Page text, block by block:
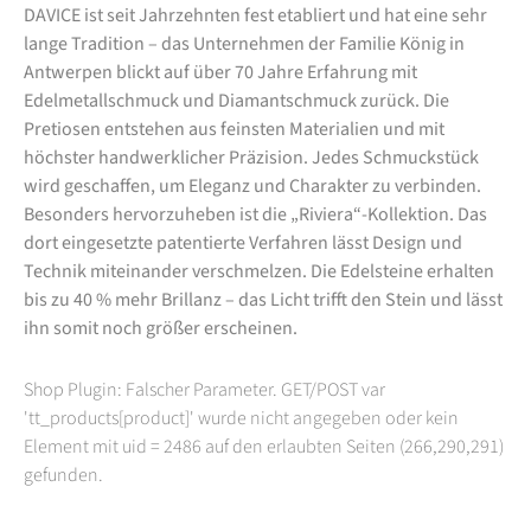
DAVICE ist seit Jahrzehnten fest etabliert und hat eine sehr
lange Tradition – das Unternehmen der Familie König in
Antwerpen blickt auf über 70 Jahre Erfahrung mit
Edelmetallschmuck und Diamantschmuck zurück. Die
Pretiosen entstehen aus feinsten Materialien und mit
höchster handwerklicher Präzision. Jedes Schmuckstück
wird geschaffen, um Eleganz und Charakter zu verbinden.
Besonders hervorzuheben ist die „Riviera“-Kollektion. Das
dort eingesetzte patentierte Verfahren lässt Design und
Technik miteinander verschmelzen. Die Edelsteine erhalten
bis zu 40 % mehr Brillanz – das Licht trifft den Stein und lässt
ihn somit noch größer erscheinen.
Shop Plugin: Falscher Parameter. GET/POST var
'tt_products[product]' wurde nicht angegeben oder kein
Element mit uid = 2486 auf den erlaubten Seiten (266,290,291)
gefunden.